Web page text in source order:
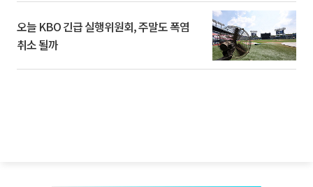
오늘 KBO 긴급 실행위원회, 주말도 폭염
취소 될까